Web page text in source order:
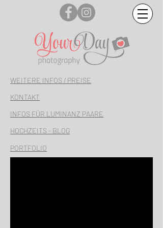
WEITERE INFOS / PREISE
KONTAKT
INFOS FÜR LUMINANZ PAARE
HOCHZEITS - BLOG
PORTFOLIO